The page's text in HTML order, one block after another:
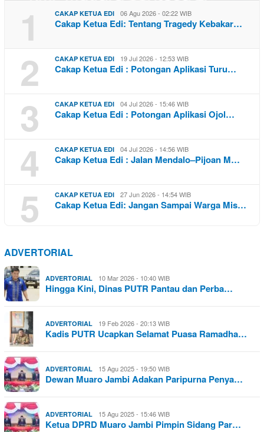
1 CAKAP KETUA EDI 06 Agu 2026 - 02:22 WIB
Cakap Ketua Edi: Tentang Tragedy Kebakar…
2 CAKAP KETUA EDI 19 Jul 2026 - 12:53 WIB
Cakap Ketua Edi : Potongan Aplikasi Turu…
3 CAKAP KETUA EDI 04 Jul 2026 - 15:46 WIB
Cakap Ketua Edi : Potongan Aplikasi Ojol…
4 CAKAP KETUA EDI 04 Jul 2026 - 14:56 WIB
Cakap Ketua Edi : Jalan Mendalo–Pijoan M…
5 CAKAP KETUA EDI 27 Jun 2026 - 14:54 WIB
Cakap Ketua Edi: Jangan Sampai Warga Mis…
ADVERTORIAL
ADVERTORIAL 10 Mar 2026 - 10:40 WIB
Hingga Kini, Dinas PUTR Pantau dan Perba…
ADVERTORIAL 19 Feb 2026 - 20:13 WIB
Kadis PUTR Ucapkan Selamat Puasa Ramadha…
ADVERTORIAL 15 Agu 2025 - 19:50 WIB
Dewan Muaro Jambi Adakan Paripurna Penya…
ADVERTORIAL 15 Agu 2025 - 15:46 WIB
Ketua DPRD Muaro Jambi Pimpin Sidang Par…